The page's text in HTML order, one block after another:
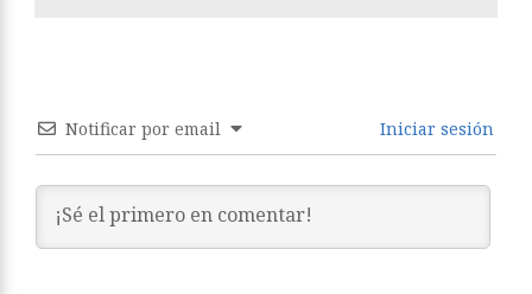
Notificar por email Iniciar sesión